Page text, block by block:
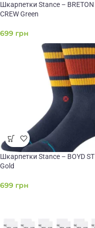
Шкарпетки Stance – BRETON
CREW Green
699 грн
Шкарпетки Stance – BOYD ST
Gold
699 грн